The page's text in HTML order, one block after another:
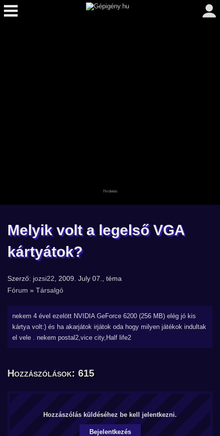
Melyik volt a legelső VGA
kártyátok?
Szerző: jozsi22 , 2009. July 07., téma
Fórum » Társalgó
nekem 4 ével ezelött NVIDIA GeForce 6200 (256 MB) elég jó kis
kártya volt:) és ha akarjátok irjátok oda hogy milyen játékok indultak
el vele . nekem postal2,vice city,Half life2
Hozzászólások: 615
Hozzászólás küldéséhez be kell jelentkezni.
Bejelentkezés